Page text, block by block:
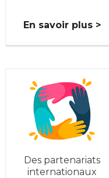
En savoir plus >
Des partenariats
internationaux